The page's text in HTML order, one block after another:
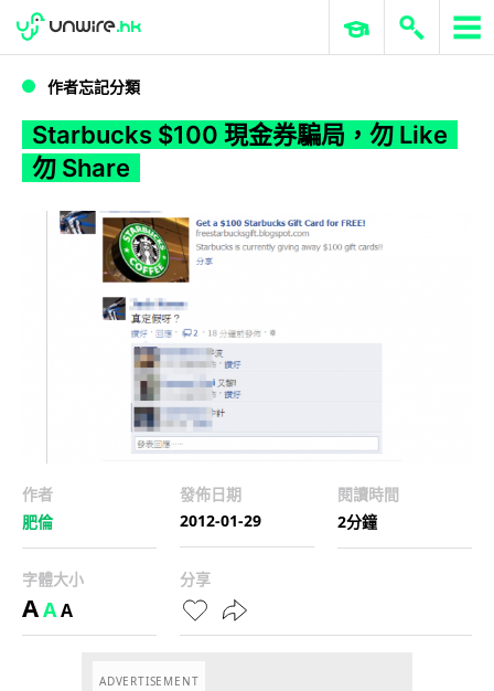
WWDC 2026 ERP 與商業 AI
作者忘記分類
Starbucks $100 現金券騙局，勿 Like
勿 Share
作者
肥倫
發佈日期
2012-01-29
閱讀時間
2分鐘
字體大小
AAA
分享
ADVERTISEMENT